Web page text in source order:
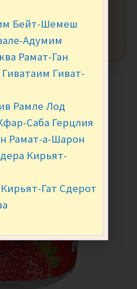
Бейт-Шемеш
Адумим
Рамат-Ган
Гиват-
Рамле Лод
Саба Герцлия
Рамат-а-Шарон
Кирьят-
Гат Сдерот